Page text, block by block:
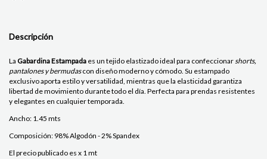
Descripción
La Gabardina Estampada es un tejido elastizado ideal para confeccionar shorts,
pantalones y bermudascon diseño moderno y cómodo. Su estampado
exclusivo aporta estilo y versatilidad, mientras que la elasticidad garantiza
libertad de movimiento durante todo el día. Perfecta para prendas resistentes
y elegantes en cualquier temporada.
Ancho: 1.45 mts
Composición: 98% Algodón - 2% Spandex
El precio publicado es x 1 mt